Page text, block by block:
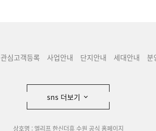
관심고객등록 사업안내 단지안내 세대안내 분
sns 더보기
상호명 : 엘리프 한신더휴 수원 공식 홈페이지